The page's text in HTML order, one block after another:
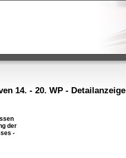
14. - 20. WP - Detailanzeige
der
-